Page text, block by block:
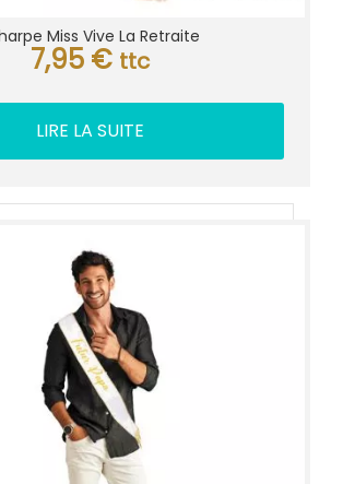
Miss Vive La Retraite
7,95 € ttc
LIRE LA SUITE